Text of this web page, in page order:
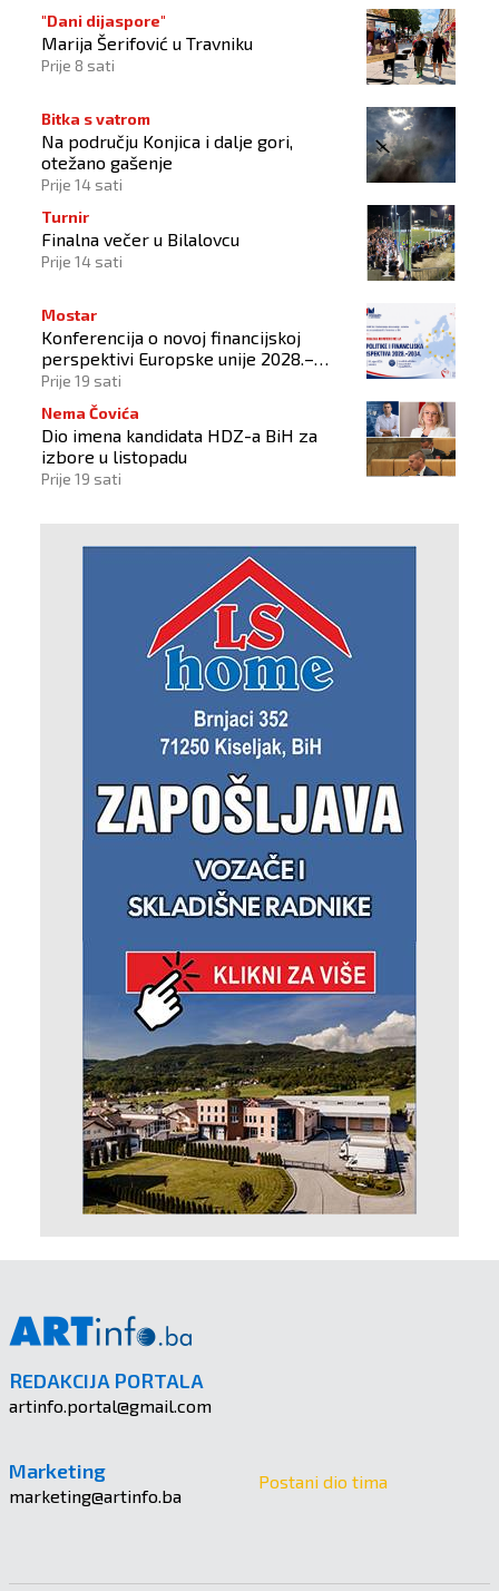
"Dani dijaspore"
Marija Šerifović u Travniku
Prije 8 sati
Bitka s vatrom
Na području Konjica i dalje gori,
otežano gašenje
Prije 14 sati
Turnir
Finalna večer u Bilalovcu
Prije 14 sati
Mostar
Konferencija o novoj financijskoj
perspektivi Europske unije 2028.–
2034.
Prije 19 sati
Nema Čovića
Dio imena kandidata HDZ-a BiH za
izbore u listopadu
Prije 19 sati
REDAKCIJA PORTALA
artinfo.portal@gmail.com
Marketing
marketing@artinfo.ba
Postani dio tima